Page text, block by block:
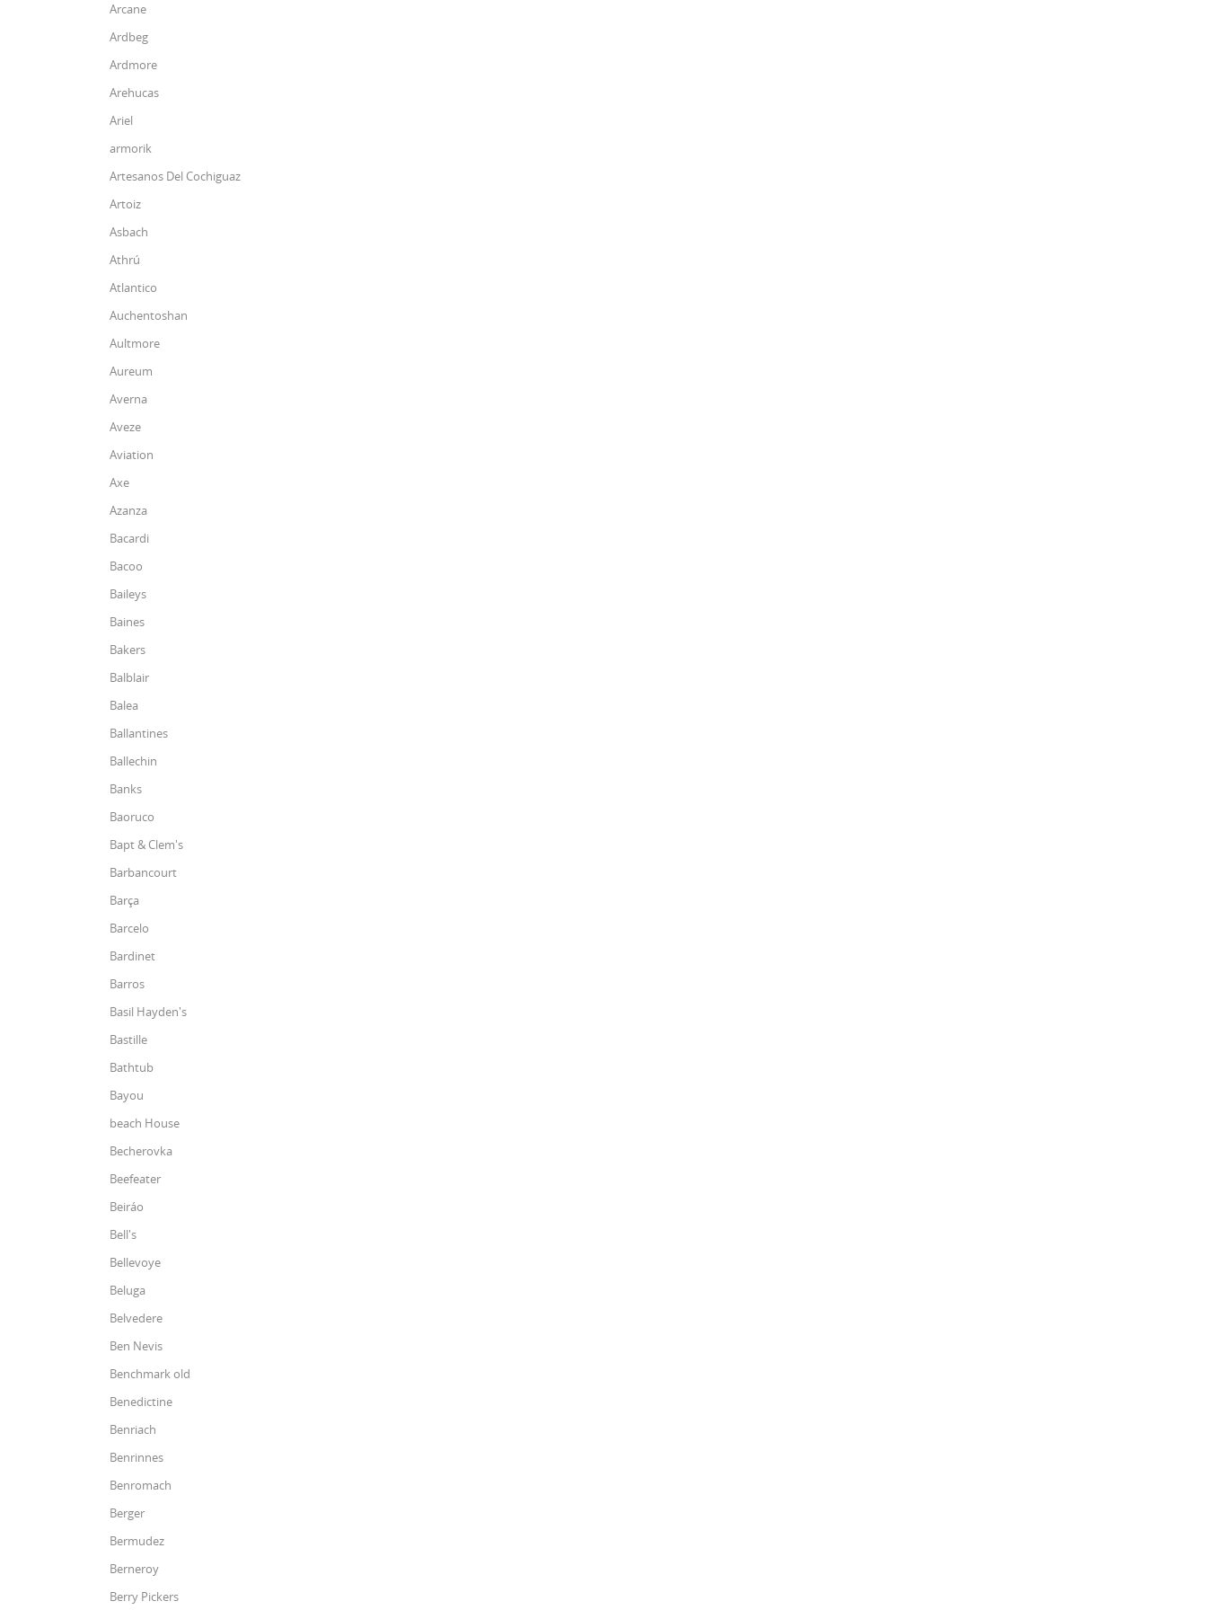
Arcane
Ardbeg
Ardmore
Arehucas
Ariel
armorik
Artesanos Del Cochiguaz
Artoiz
Asbach
Athrú
Atlantico
Auchentoshan
Aultmore
Aureum
Averna
Aveze
Aviation
Axe
Azanza
Bacardi
Bacoo
Baileys
Baines
Bakers
Balblair
Balea
Ballantines
Ballechin
Banks
Baoruco
Bapt & Clem's
Barbancourt
Barça
Barcelo
Bardinet
Barros
Basil Hayden's
Bastille
Bathtub
Bayou
beach House
Becherovka
Beefeater
Beiráo
Bell's
Bellevoye
Beluga
Belvedere
Ben Nevis
Benchmark old
Benedictine
Benriach
Benrinnes
Benromach
Berger
Bermudez
Berneroy
Berry Pickers